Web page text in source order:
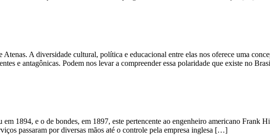
A diversidade cultural, política e educacional entre elas nos oferece uma
e antagônicas. Podem nos levar a compreender essa polaridade que existe no
1894, e o de bondes, em 1897, este pertencente ao engenheiro americano Frank
passaram por diversas mãos até o controle pela empresa inglesa […]